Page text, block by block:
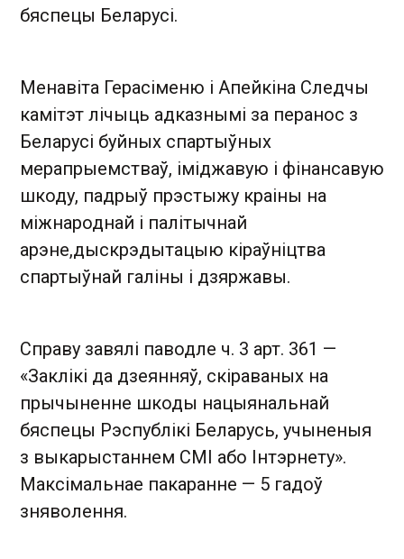
бяспецы Беларусі.
Менавіта Герасіменю і Апейкіна Следчы
камітэт лічыць адказнымі за перанос з
Беларусі буйных спартыўных
мерапрыемстваў, іміджавую і фінансавую
шкоду, падрыў прэстыжу краіны на
міжнароднай і палітычнай
арэне,дыскрэдытацыю кіраўніцтва
спартыўнай галіны і дзяржавы.
Справу завялі паводле ч. 3 арт. 361 —
«Заклікі да дзеянняў, скіраваных на
прычыненне шкоды нацыянальнай
бяспецы Рэспублікі Беларусь, учыненыя
з выкарыстаннем СМІ або Інтэрнету».
Максімальнае пакаранне — 5 гадоў
зняволення.